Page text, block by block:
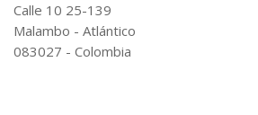
Calle 10 25-139
Malambo - Atlántico
083027 - Colombia